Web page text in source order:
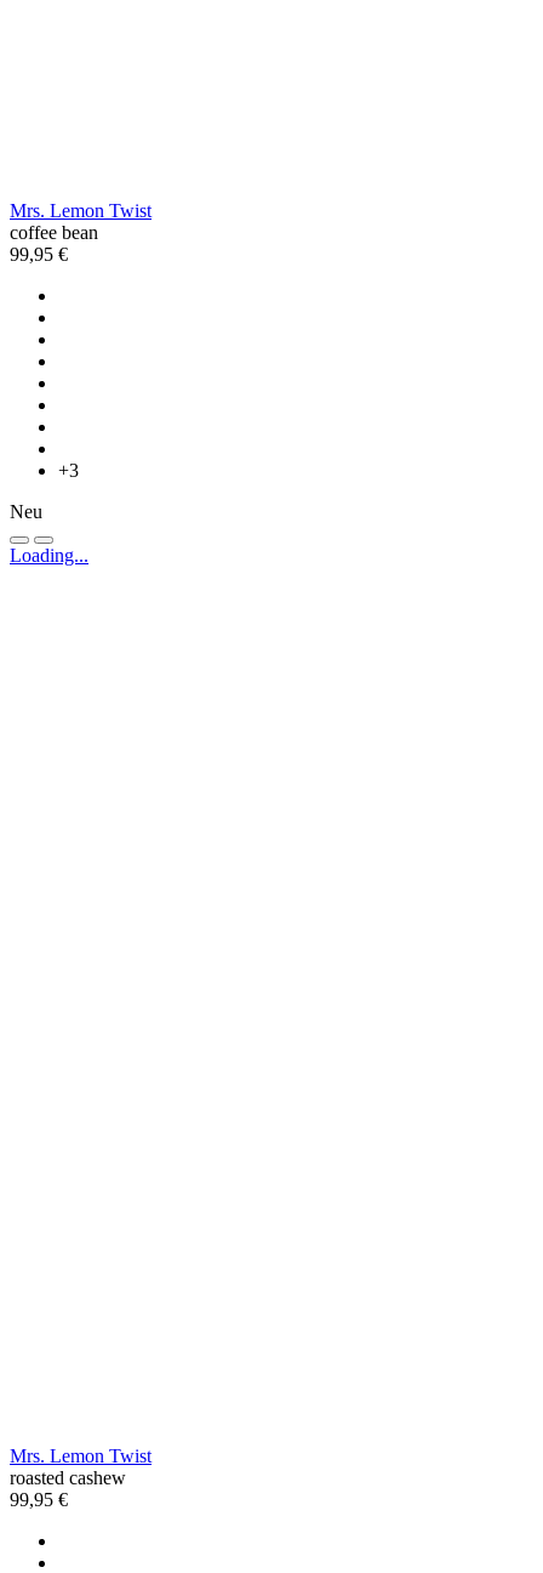
Mrs. Lemon Twist
coffee bean
99,95 €
+3
Neu
Loading...
Mrs. Lemon Twist
roasted cashew
99,95 €